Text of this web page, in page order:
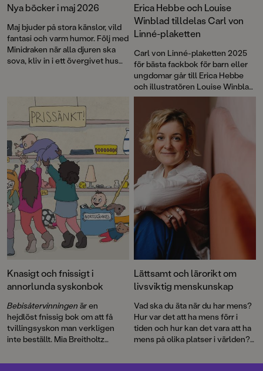
Nya böcker i maj 2026
Maj bjuder på stora känslor, vild
fantasi och varm humor. Följ med
Minidraken när alla djuren ska
sova, kliv in i ett övergivet hus
med fullt kaos i toakön. Möt
tjejerna från den älskade SVT-
serien Tjejer och häng med i
deras vardag där kompisarna
betyder allt. Och läs en somrig
berättelse om vänskap som
förändras – och om att slut
faktiskt kan vara början på nåt
nytt. Välkommen till en ny
fullmatad bokmånad!
Erica Hebbe och Louise
Winblad tilldelas Carl von
Linné-plaketten
Carl von Linné-plaketten 2025
för bästa fackbok för barn eller
ungdomar går till Erica Hebbe
och illustratören Louise Winblad
förMENS – allt du vill veta (och
ännu mer).
Knasigt och fnissigt i
annorlunda syskonbok
Bebisåtervinningen är en
hejdlöst fnissig bok om att få
tvillingsyskon man verkligen
inte beställt. Mia Breitholtz
tillsammans med Louise
Lättsamt och lärorikt om
livsviktig menskunskap
Vad ska du äta när du har mens?
Hur var det att ha mens förr i
tiden och hur kan det vara att ha
mens på olika platser i världen?
de mens-kliga rättigheterna i